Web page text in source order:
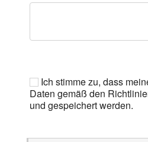
Ich stimme zu, dass
Daten gemäß den
und gespeichert werden.